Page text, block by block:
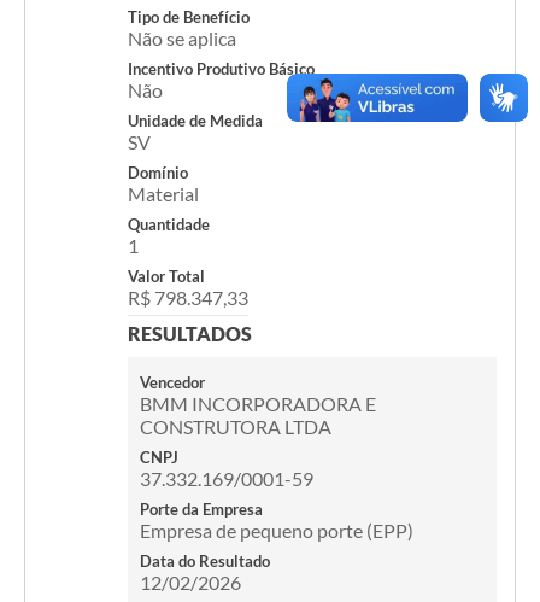
Tipo de Benefício
Não se aplica
Incentivo Produtivo Básico
Não
Unidade de Medida
SV
Domínio
Material
Quantidade
1
Valor Total
R$ 798.347,33
RESULTADOS
Vencedor
BMM INCORPORADORA E
CONSTRUTORA LTDA
CNPJ
37.332.169/0001-59
Porte da Empresa
Empresa de pequeno porte (EPP)
Data do Resultado
12/02/2026